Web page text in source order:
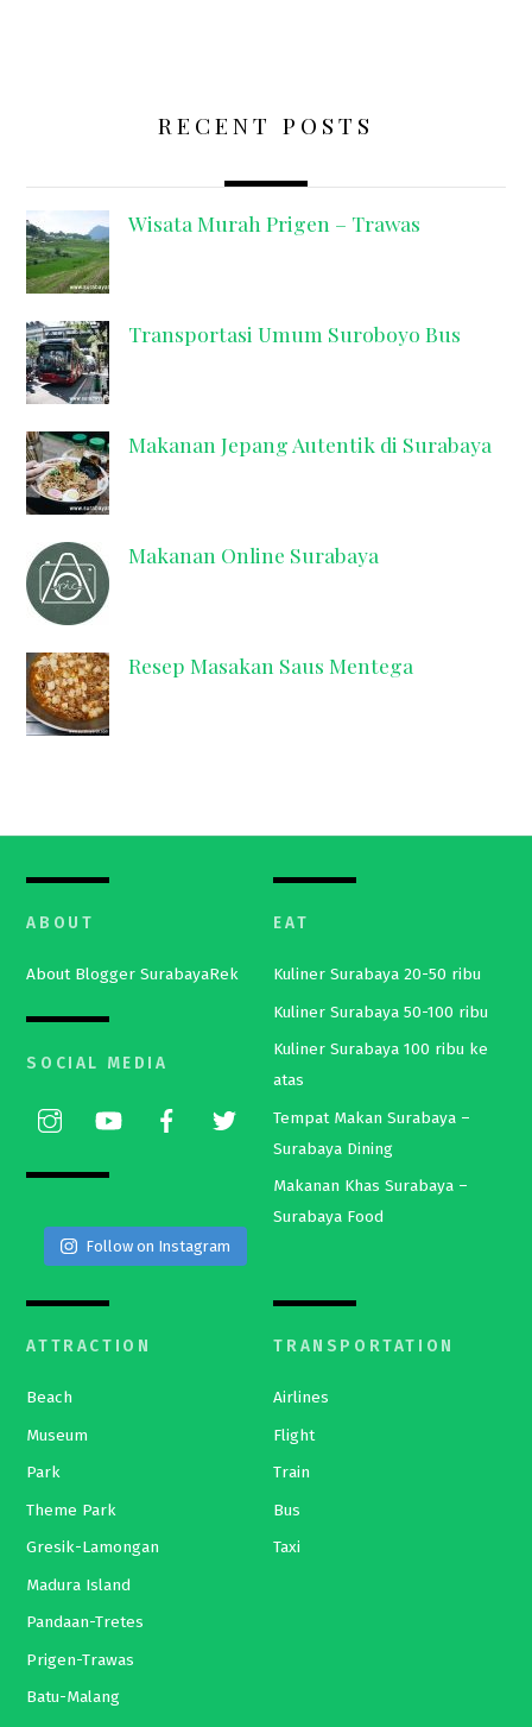
RECENT POSTS
Wisata Murah Prigen – Trawas
Transportasi Umum Suroboyo Bus
Makanan Jepang Autentik di Surabaya
Makanan Online Surabaya
Resep Masakan Saus Mentega
ABOUT
About Blogger SurabayaRek
SOCIAL MEDIA
Follow on Instagram
EAT
Kuliner Surabaya 20-50 ribu
Kuliner Surabaya 50-100 ribu
Kuliner Surabaya 100 ribu ke
atas
Tempat Makan Surabaya –
Surabaya Dining
Makanan Khas Surabaya –
Surabaya Food
ATTRACTION
Beach
Museum
Park
Theme Park
Gresik-Lamongan
Madura Island
Pandaan-Tretes
Prigen-Trawas
Batu-Malang
TRANSPORTATION
Airlines
Flight
Train
Bus
Taxi